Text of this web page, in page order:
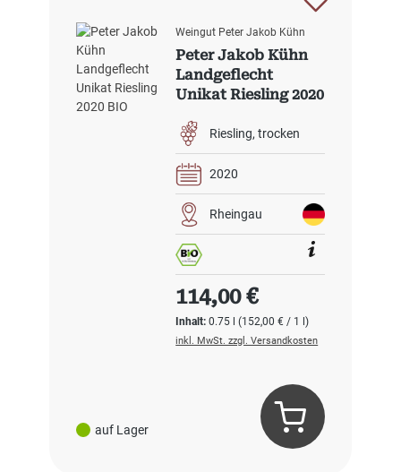
auf Lager
Weingut Peter Jakob Kühn
Peter Jakob Kühn
Landgeflecht
Unikat Riesling 2020
Riesling trocken
2020
Rheingau
Inhalt:0.75 l(152,00 € / 1 l)
Regulärer Preis:
114,00 €
inkl. MwSt. zzgl. Versandkosten